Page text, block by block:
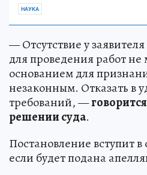
НАУКА
— Отсутствие у
для проведения работ не
основанием для
незаконным. Отказать в
требований, —
решении суда.
Постановление вступит
если будет подана